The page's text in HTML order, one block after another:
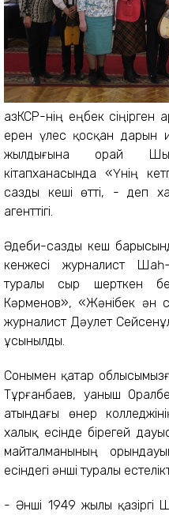
ҚазКСР-нің еңбек сіңірген
ерен үлес қосқан дарын
жылдығына орай
кітапханасында «Үнің
сазды кеші өтті, - деп
агенттігі.
Әдеби-сазды кеш
кенжесі журналист
туралы сыр шерткен
Кәрменов», «Жәнібек ән
журналист Дәулет
ұсынылды.
Сонымен қатар
Тұрғанбаев, Қуаныш
атындағы өнер
халық есінде бірегей
майталманының
есіндегі әнші туралы
- Әнші 1949 жылы қазіргі